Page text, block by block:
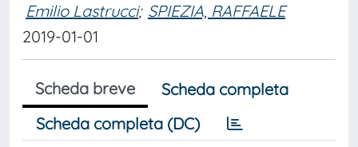
Emilio Lastrucci; SPIEZIA, RAFFAELE
2019-01-01
Scheda breve
Scheda completa
Scheda completa (DC)